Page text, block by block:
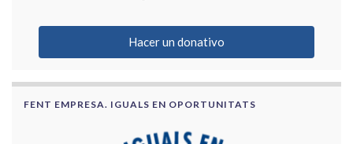
Hacer un donativo
FENT EMPRESA. IGUALS EN OPORTUNITATS